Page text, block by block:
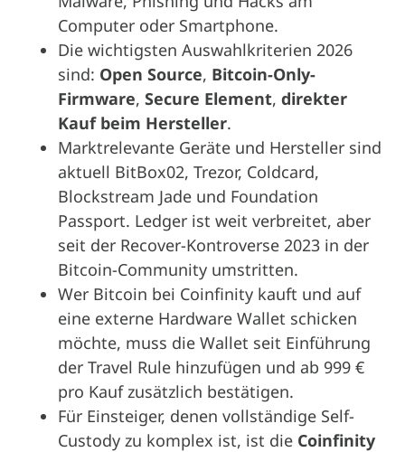
Computer oder Smartphone.
Die wichtigsten Auswahlkriterien 2026
sind: Open Source, Bitcoin-Only-
Firmware, Secure Element, direkter
Kauf beim Hersteller.
Marktrelevante Geräte und Hersteller sind
aktuell BitBox02, Trezor, Coldcard,
Blockstream Jade und Foundation
Passport. Ledger ist weit verbreitet, aber
seit der Recover-Kontroverse 2023 in der
Bitcoin-Community umstritten.
Wer Bitcoin bei Coinfinity kauft und auf
eine externe Hardware Wallet schicken
möchte, muss die Wallet seit Einführung
der Travel Rule hinzufügen und ab 999 €
pro Kauf zusätzlich bestätigen.
Für Einsteiger, denen vollständige Self-
Custody zu komplex ist, ist die Coinfinity